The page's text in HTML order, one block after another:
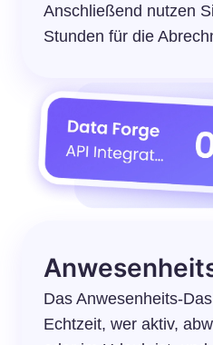
Anschließend nutzen
Stunden für die
Das Anwesenheits-
Echtzeit, wer aktiv,